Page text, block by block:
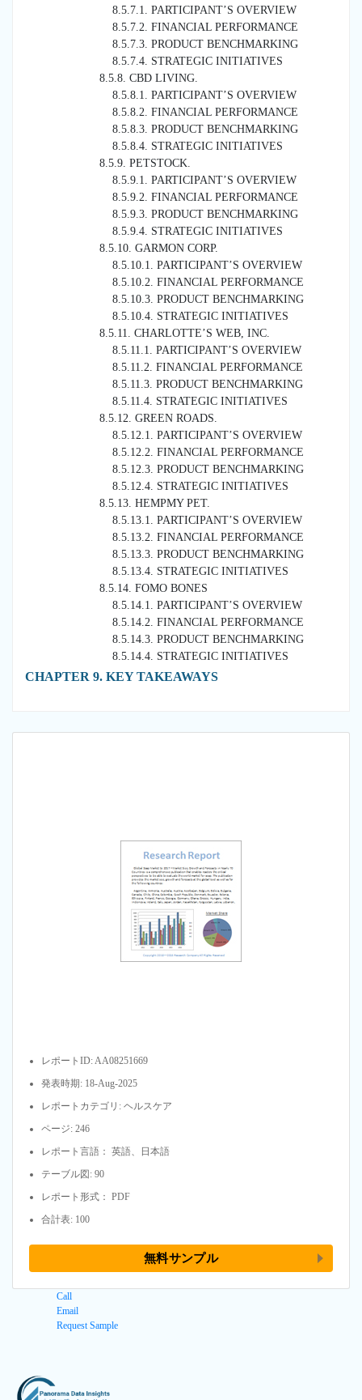
8.5.7.1. PARTICIPANT’S OVERVIEW
8.5.7.2. FINANCIAL PERFORMANCE
8.5.7.3. PRODUCT BENCHMARKING
8.5.7.4. STRATEGIC INITIATIVES
8.5.8. CBD LIVING.
8.5.8.1. PARTICIPANT’S OVERVIEW
8.5.8.2. FINANCIAL PERFORMANCE
8.5.8.3. PRODUCT BENCHMARKING
8.5.8.4. STRATEGIC INITIATIVES
8.5.9. PETSTOCK.
8.5.9.1. PARTICIPANT’S OVERVIEW
8.5.9.2. FINANCIAL PERFORMANCE
8.5.9.3. PRODUCT BENCHMARKING
8.5.9.4. STRATEGIC INITIATIVES
8.5.10. GARMON CORP.
8.5.10.1. PARTICIPANT’S OVERVIEW
8.5.10.2. FINANCIAL PERFORMANCE
8.5.10.3. PRODUCT BENCHMARKING
8.5.10.4. STRATEGIC INITIATIVES
8.5.11. CHARLOTTE’S WEB, INC.
8.5.11.1. PARTICIPANT’S OVERVIEW
8.5.11.2. FINANCIAL PERFORMANCE
8.5.11.3. PRODUCT BENCHMARKING
8.5.11.4. STRATEGIC INITIATIVES
8.5.12. GREEN ROADS.
8.5.12.1. PARTICIPANT’S OVERVIEW
8.5.12.2. FINANCIAL PERFORMANCE
8.5.12.3. PRODUCT BENCHMARKING
8.5.12.4. STRATEGIC INITIATIVES
8.5.13. HEMPMY PET.
8.5.13.1. PARTICIPANT’S OVERVIEW
8.5.13.2. FINANCIAL PERFORMANCE
8.5.13.3. PRODUCT BENCHMARKING
8.5.13.4. STRATEGIC INITIATIVES
8.5.14. FOMO BONES
8.5.14.1. PARTICIPANT’S OVERVIEW
8.5.14.2. FINANCIAL PERFORMANCE
8.5.14.3. PRODUCT BENCHMARKING
8.5.14.4. STRATEGIC INITIATIVES
CHAPTER 9. KEY TAKEAWAYS
レポートID: AA08251669
発表時期: 18-Aug-2025
レポートカテゴリ: ヘルスケア
ページ: 246
レポート言語： 英語、日本語
テーブル図: 90
レポート形式： PDF
合計表: 100
無料サンプル
Call
Email
Request Sample